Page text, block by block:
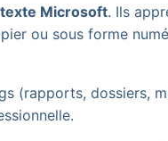
Microsoft. Ils
ou sous forme
(rapports, dossiers,